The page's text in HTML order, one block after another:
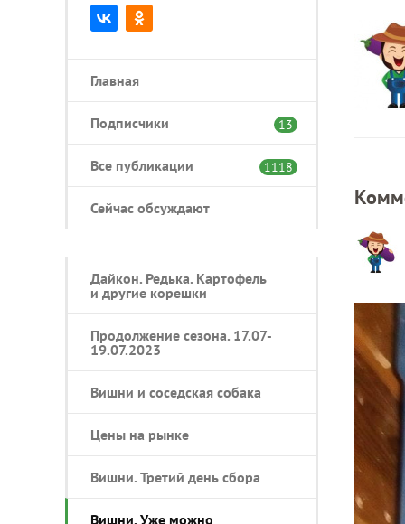
Главная
Подписчики 13
Все публикации 1118
Сейчас обсуждают
Дайкон. Редька. Картофель
и другие корешки
Продолжение сезона. 17.07-
19.07.2023
Вишни и соседская собака
Цены на рынке
Вишни. Третий день сбора
Вишни. Уже можно